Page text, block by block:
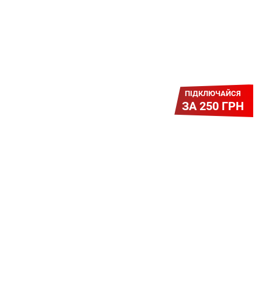
ПІДКЛЮЧАЙСЯ
ЗА 250 ГРН